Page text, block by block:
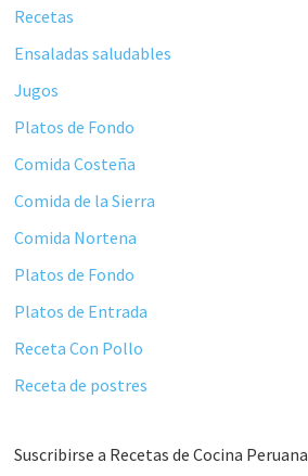
Recetas
Ensaladas saludables
Jugos
Platos de Fondo
Comida Costeña
Comida de la Sierra
Comida Nortena
Platos de Fondo
Platos de Entrada
Receta Con Pollo
Receta de postres
Suscribirse a Recetas de Cocina Peruana